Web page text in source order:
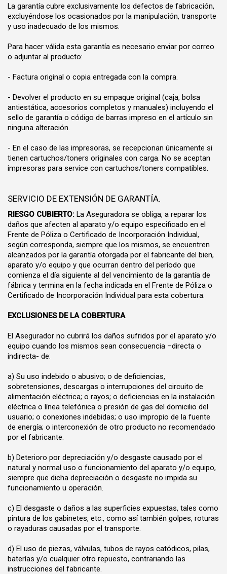
La garantía cubre exclusivamente los defectos de fabricación,
excluyéndose los ocasionados por la manipulación, transporte
y uso inadecuado de los mismos.
Para hacer válida esta garantía es necesario enviar por correo
o adjuntar al producto:
- Factura original o copia entregada con la compra.
- Devolver el producto en su empaque original (caja, bolsa
antiestática, accesorios completos y manuales) incluyendo el
sello de garantía o código de barras impreso en el artículo sin
ninguna alteración.
- En el caso de las impresoras, se recepcionan únicamente si
tienen cartuchos/toners originales con carga. No se aceptan
impresoras para service con cartuchos/toners compatibles.
SERVICIO DE EXTENSIÓN DE GARANTÍA.
RIESGO CUBIERTO: La Aseguradora se obliga, a reparar los
daños que afecten al aparato y/o equipo especificado en el
Frente de Póliza o Certificado de Incorporación Individual,
según corresponda, siempre que los mismos, se encuentren
alcanzados por la garantía otorgada por el fabricante del bien,
aparato y/o equipo y que ocurran dentro del período que
comienza el día siguiente al del vencimiento de la garantía de
fábrica y termina en la fecha indicada en el Frente de Póliza o
Certificado de Incorporación Individual para esta cobertura.
EXCLUSIONES DE LA COBERTURA
El Asegurador no cubrirá los daños sufridos por el aparato y/o
equipo cuando los mismos sean consecuencia –directa o
indirecta- de:
a) Su uso indebido o abusivo; o de deficiencias,
sobretensiones, descargas o interrupciones del circuito de
alimentación eléctrica; o rayos; o deficiencias en la instalación
eléctrica o línea telefónica o presión de gas del domicilio del
usuario; o conexiones indebidas; o uso impropio de la fuente
de energía; o interconexión de otro producto no recomendado
por el fabricante.
b) Deterioro por depreciación y/o desgaste causado por el
natural y normal uso o funcionamiento del aparato y/o equipo,
siempre que dicha depreciación o desgaste no impida su
funcionamiento u operación.
c) El desgaste o daños a las superficies expuestas, tales como
pintura de los gabinetes, etc., como así también golpes, roturas
o rayaduras causadas por el transporte.
d) El uso de piezas, válvulas, tubos de rayos catódicos, pilas,
baterías y/o cualquier otro repuesto, contrariando las
instrucciones del fabricante.